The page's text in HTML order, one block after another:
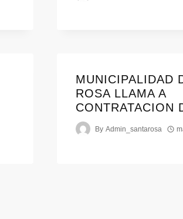
MUNICIPALIDAD
ROSA LLAMA A
CONTRATACION
By Admin_santarosa